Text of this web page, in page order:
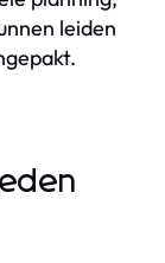
leiden